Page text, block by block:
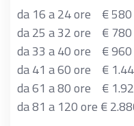
da 16 a 24 ore € 580
da 25 a 32 ore € 780
da 33 a 40 ore € 960
da 41 a 60 ore €
da 61 a 80 ore €
da 81 a 120 ore €